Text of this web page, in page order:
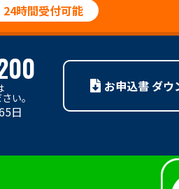
24時間受付可能
い。
日
お申込書 ダウ